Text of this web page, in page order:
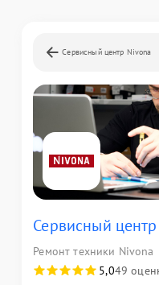
Сервисный центр Nivona
Сервисный
Ремонт техники Nivona
5,049